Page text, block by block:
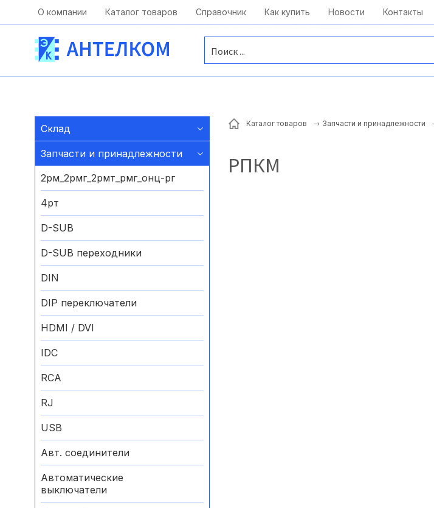
kai@antelcom.ru
Москва, ул. Московская, д.1 офис 1 c 08:00 до
О компании Каталог товаров Справочник Как купить Новости Контакты
Склад
Запчасти и принадлежности
2рм_2рмг_2рмт_рмг_онц-рг
4рт
D-SUB
D-SUB переходники
DIN
DIP переключатели
HDMI / DVI
IDC
RCA
RJ
USB
Авт. соединители
Автоматические
выключатели
Каталог товаров Запчасти и принадлежности
РПКМ